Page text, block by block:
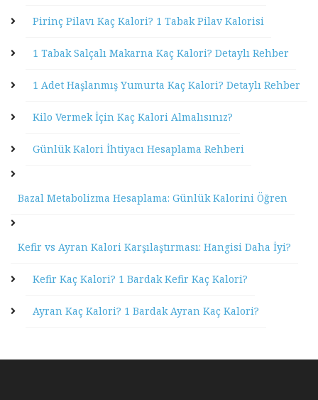
Pirinç Pilavı Kaç Kalori? 1 Tabak Pilav Kalorisi
1 Tabak Salçalı Makarna Kaç Kalori? Detaylı Rehber
1 Adet Haşlanmış Yumurta Kaç Kalori? Detaylı Rehber
Kilo Vermek İçin Kaç Kalori Almalısınız?
Günlük Kalori İhtiyacı Hesaplama Rehberi
Bazal Metabolizma Hesaplama: Günlük Kalorini Öğren
Kefir vs Ayran Kalori Karşılaştırması: Hangisi Daha İyi?
Kefir Kaç Kalori? 1 Bardak Kefir Kaç Kalori?
Ayran Kaç Kalori? 1 Bardak Ayran Kaç Kalori?